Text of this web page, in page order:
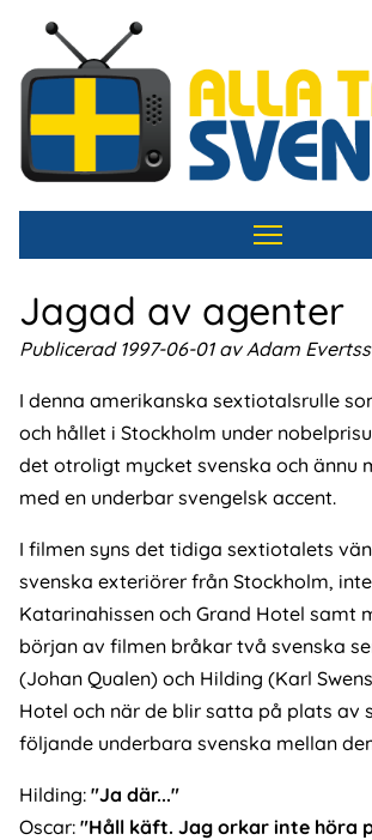
Hoppa
huvudinnehåll
Jagad av agenter
Publicerad 1997-06-01 av Adam
I denna amerikanska sextiotalsrulle
och hållet i Stockholm under
det otroligt mycket svenska och ännu
med en underbar svengelsk accent.
I filmen syns det tidiga sextiotalets
svenska exteriörer från Stockholm,
Katarinahissen och Grand Hotel samt
början av filmen bråkar två svenska
(Johan Qualen) och Hilding (Karl
Hotel och när de blir satta på plats av
följande underbara svenska mellan
Hilding: "Ja där..."
Oscar: "Håll käft. Jag orkar inte höra